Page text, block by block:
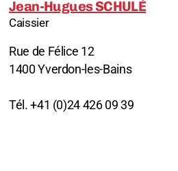
Jean-Hugues SCHULÉ
Caissier
Rue de Félice 12
1400 Yverdon-les-Bains
Tél. +41 (0)24 426 09 39